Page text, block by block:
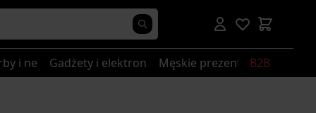
i nerkiGadżety i elektronikaMęskie prezenty B2B